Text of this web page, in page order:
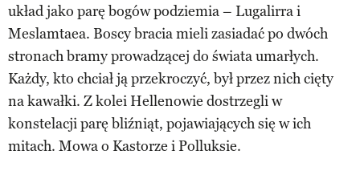
układ jako parę bogów podziemia – Lugalirra i
Meslamtaea. Boscy bracia mieli zasiadać po dwóch
stronach bramy prowadzącej do świata umarłych.
Każdy, kto chciał ją przekroczyć, był przez nich cięty
na kawałki. Z kolei Hellenowie dostrzegli w
konstelacji parę bliźniąt, pojawiających się w ich
mitach. Mowa o Kastorze i Polluksie.